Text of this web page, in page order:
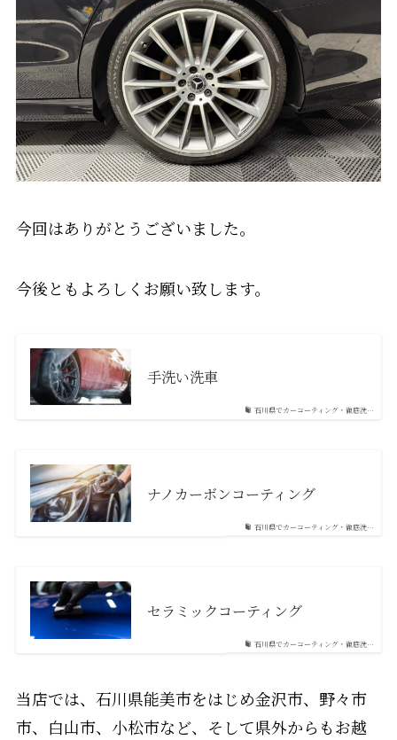
今回はありがとうございました。
今後ともよろしくお願い致します。
石川県でカーコーティング・徹底洗…
手洗い洗車
石川県でカーコーティング・徹底洗…
ナノカーボンコーティング
石川県でカーコーティング・徹底洗…
セラミックコーティング
当店では、石川県能美市をはじめ金沢市、野々市
市、白山市、小松市など、そして県外からもお越